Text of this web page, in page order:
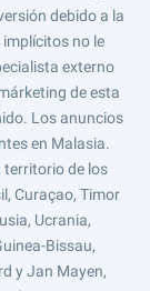
debido a la
no le
externo
de esta
Los anuncios
en Malasia.
territorio de los
Curaçao, Timor
Ucrania,
Bissau,
y Jan Mayen,